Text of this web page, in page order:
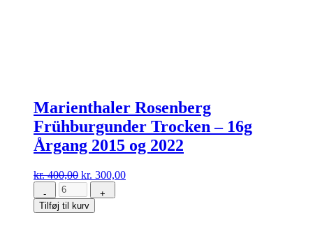
Marienthaler Rosenberg
Frühburgunder Trocken – 16g
Årgang 2015 og 2022
kr.400,00 Den
oprindelige
pris
var:
kr. 300,00Den
-
Marienthaler
Rosenberg
+
Tilføj til kurv